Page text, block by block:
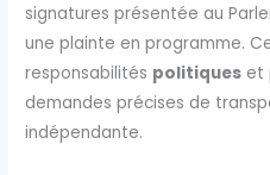
signatures présentée au
une plainte en programme.
responsabilités politiques et
demandes précises de
indépendante.